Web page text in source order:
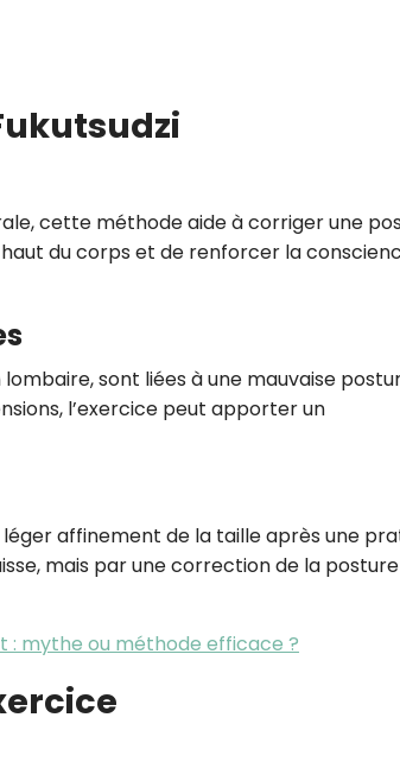
cette méthode aide à corriger une
du corps et de renforcer la
sont liées à une mauvaise
l’exercice peut apporter un
affinement de la taille après une
mais par une correction de la
: mythe ou méthode efficace ?